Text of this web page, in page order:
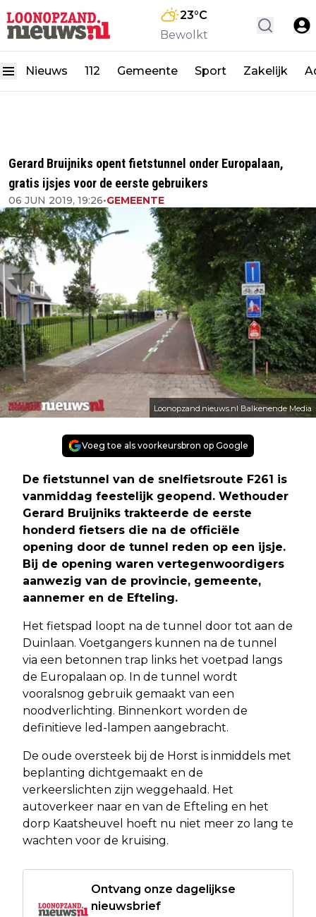
23°C
Bewolkt
Nieuws 112 Gemeente Sport Zakelijk
Gerard Bruijniks opent fietstunnel onder Europalaan,
gratis ijsjes voor de eerste gebruikers
06 JUN 2019, 19:26•GEMEENTE
Loonopzand.nieuws.nl Balkenende Media
Voeg toe als voorkeursbron op Google
De fietstunnel van de snelfietsroute F261 is
vanmiddag feestelijk geopend. Wethouder
Gerard Bruijniks trakteerde de eerste
honderd fietsers die na de officiële
opening door de tunnel reden op een ijsje.
Bij de opening waren vertegenwoordigers
aanwezig van de provincie, gemeente,
aannemer en de Efteling.
Het fietspad loopt na de tunnel door tot aan de
Duinlaan. Voetgangers kunnen na de tunnel
via een betonnen trap links het voetpad langs
de Europalaan op. In de tunnel wordt
vooralsnog gebruik gemaakt van een
noodverlichting. Binnenkort worden de
definitieve led-lampen aangebracht.
De oude oversteek bij de Horst is inmiddels met
beplanting dichtgemaakt en de
verkeerslichten zijn weggehaald. Het
autoverkeer naar en van de Efteling en het
dorp Kaatsheuvel hoeft nu niet meer zo lang te
wachten voor de kruising.
Ontvang onze dagelijkse
nieuwsbrief